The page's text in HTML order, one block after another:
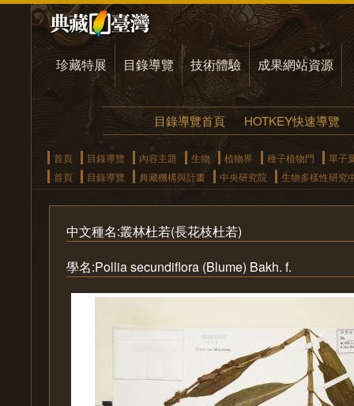
珍藏特展 目錄導覽 技術體驗 成果網站資源
目錄導覽首頁 HOTKEY快速導覽
首頁 目錄導覽 內容主題 生物 植物界 種子植物門
單子
首頁
目錄導覽 典藏機構與計畫 中央研究院 生物多樣性研究
中文種名:叢林杜若(長花枝杜若)
學名:Pollia secundiflora (Blume) Bakh. f.